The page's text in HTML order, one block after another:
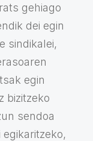
gehiago
dei egin
sindikalei,
egin
bizitzeko
sendoa